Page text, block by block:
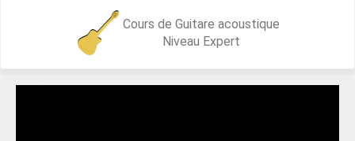
Cours de Guitare acoustique
Niveau Expert